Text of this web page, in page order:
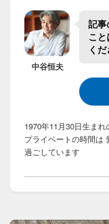
中谷恒夫
記事
こ
く
1970年11月30日生ま
プライベートの時間は
過ごしています